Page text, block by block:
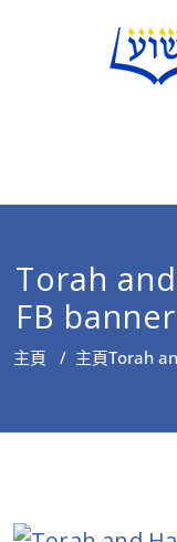
Torah
FB
主頁 / 主頁Torah